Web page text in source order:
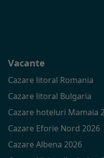
Vacante
Cazare litoral Romania
Cazare litoral Bulgaria
Cazare hoteluri Mamaia
Cazare Eforie Nord 2026
Cazare Albena 2026